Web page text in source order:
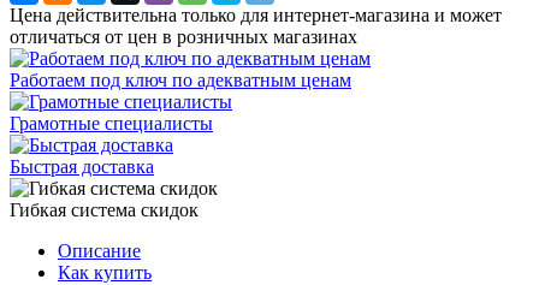
Цена действительна только для интернет-магазина и может
отличаться от цен в розничных магазинах
Работаем под ключ по адекватным ценам
Грамотные специалисты
Быстрая доставка
Гибкая система скидок
Описание
Как купить